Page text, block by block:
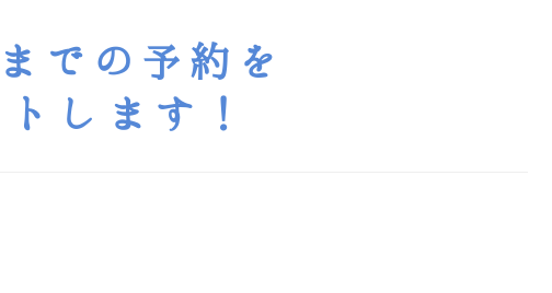
での予約を
します！